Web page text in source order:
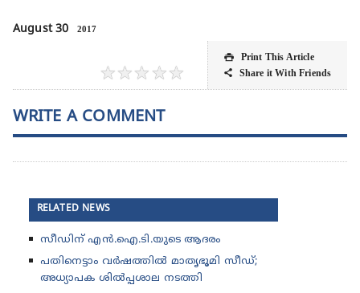
August 30 2017
 Print This Article
 Share it With Friends
★★★ ★★
WRITE A COMMENT
RELATED NEWS
സീഡിന് എൻ.ഐ.ടി.യുടെ ആദരം
പതിനെട്ടാം വർഷത്തിൽ മാതൃഭൂമി സീഡ്;
അധ്യാപക ശിൽപ്പശാല നടത്തി